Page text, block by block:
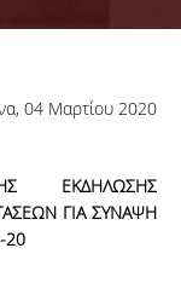
04 Μαρτίου 2020
ΕΚΔΗΛΩΣΗΣ
ΓΙΑ ΣΥΝΑΨΗ
20